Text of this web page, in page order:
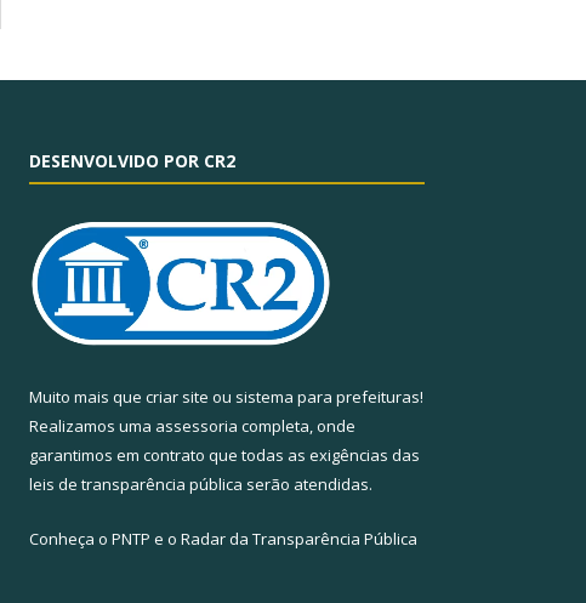
DESENVOLVIDO POR CR2
Muito mais que criar site ou sistema para prefeituras!
Realizamos uma assessoria completa, onde
garantimos em contrato que todas as exigências das
leis de transparência pública serão atendidas.
Conheça o PNTP e o Radar da Transparência Pública